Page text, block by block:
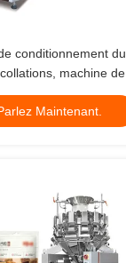
conditionnement du
machine de
des granulés,
des
Maintenant.